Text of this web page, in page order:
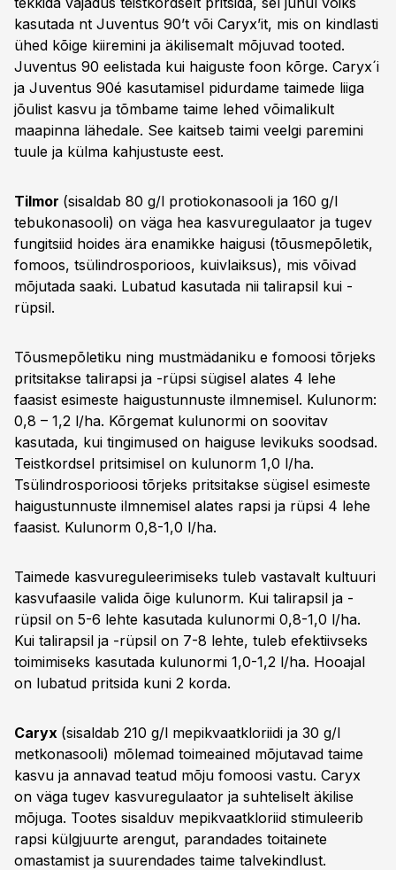
kasutada nt Juventus 90’t või Caryx’it, mis on kindlasti
ühed kõige kiiremini ja äkilisemalt mõjuvad tooted.
Juventus 90 eelistada kui haiguste foon kõrge. Caryx´i
ja Juventus 90é kasutamisel pidurdame taimede liiga
jõulist kasvu ja tõmbame taime lehed võimalikult
maapinna lähedale. See kaitseb taimi veelgi paremini
tuule ja külma kahjustuste eest.
Tilmor (sisaldab 80 g/l protiokonasooli ja 160 g/l
tebukonasooli) on väga hea kasvuregulaator ja tugev
fungitsiid hoides ära enamikke haigusi (tõusmepõletik,
fomoos, tsülindrosporioos, kuivlaiksus), mis võivad
mõjutada saaki. Lubatud kasutada nii talirapsil kui -
rüpsil.
Tõusmepõletiku ning mustmädaniku e fomoosi tõrjeks
pritsitakse talirapsi ja -rüpsi sügisel alates 4 lehe
faasist esimeste haigustunnuste ilmnemisel. Kulunorm:
0,8 – 1,2 l/ha. Kõrgemat kulunormi on soovitav
kasutada, kui tingimused on haiguse levikuks soodsad.
Teistkordsel pritsimisel on kulunorm 1,0 l/ha.
Tsülindrosporioosi tõrjeks pritsitakse sügisel esimeste
haigustunnuste ilmnemisel alates rapsi ja rüpsi 4 lehe
faasist. Kulunorm 0,8-1,0 l/ha.
Taimede kasvureguleerimiseks tuleb vastavalt kultuuri
kasvufaasile valida õige kulunorm. Kui talirapsil ja -
rüpsil on 5-6 lehte kasutada kulunormi 0,8-1,0 l/ha.
Kui talirapsil ja -rüpsil on 7-8 lehte, tuleb efektiivseks
toimimiseks kasutada kulunormi 1,0-1,2 l/ha. Hooajal
on lubatud pritsida kuni 2 korda.
Caryx (sisaldab 210 g/l mepikvaatkloriidi ja 30 g/l
metkonasooli) mõlemad toimeained mõjutavad taime
kasvu ja annavad teatud mõju fomoosi vastu. Caryx
on väga tugev kasvuregulaator ja suhteliselt äkilise
mõjuga. Tootes sisalduv mepikvaatkloriid stimuleerib
rapsi külgjuurte arengut, parandades toitainete
omastamist ja suurendades taime talvekindlust.